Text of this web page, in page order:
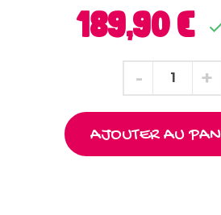
189,90 €
AJOUTER AU